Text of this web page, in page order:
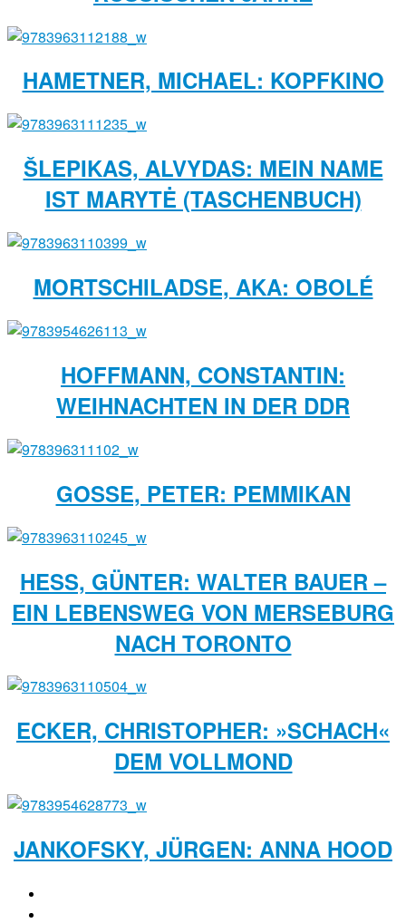
HAMETNER, MICHAEL: KOPFKINO
ŠLEPIKAS, ALVYDAS: MEIN NAME
IST MARYTĖ (TASCHENBUCH)
MORTSCHILADSE, AKA: OBOLÉ
HOFFMANN, CONSTANTIN:
WEIHNACHTEN IN DER DDR
GOSSE, PETER: PEMMIKAN
HESS, GÜNTER: WALTER BAUER –
EIN LEBENSWEG VON MERSEBURG
NACH TORONTO
ECKER, CHRISTOPHER: »SCHACH«
DEM VOLLMOND
JANKOFSKY, JÜRGEN: ANNA HOOD